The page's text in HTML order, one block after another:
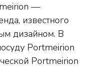
—
известного
дизайном. В
Portmeirion
Portmeirion